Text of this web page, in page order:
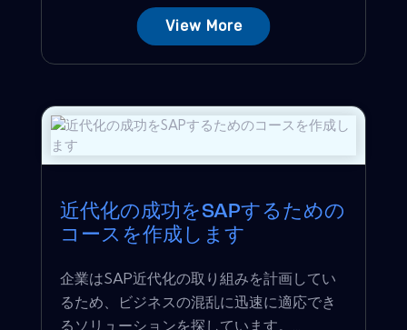
View More
近代化の成功をSAPするための
コースを作成します
企業はSAP近代化の取り組みを計画してい
るため、ビジネスの混乱に迅速に適応でき
るソリューションを探しています。...